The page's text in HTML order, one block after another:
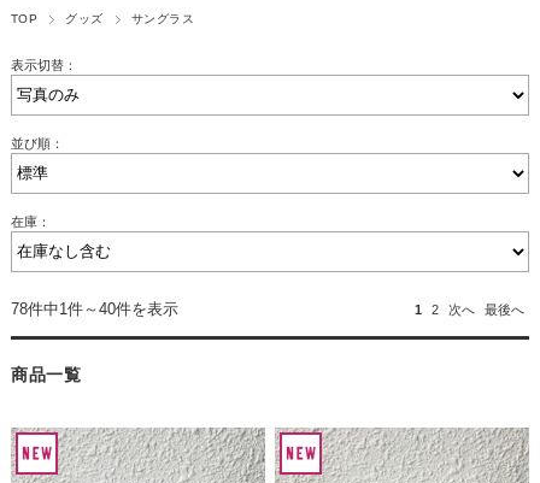
TOP グッズ サングラス
表示切替：
並び順：
在庫：
78件中1件～40件を表示 1 2 次へ 最後へ
商品一覧